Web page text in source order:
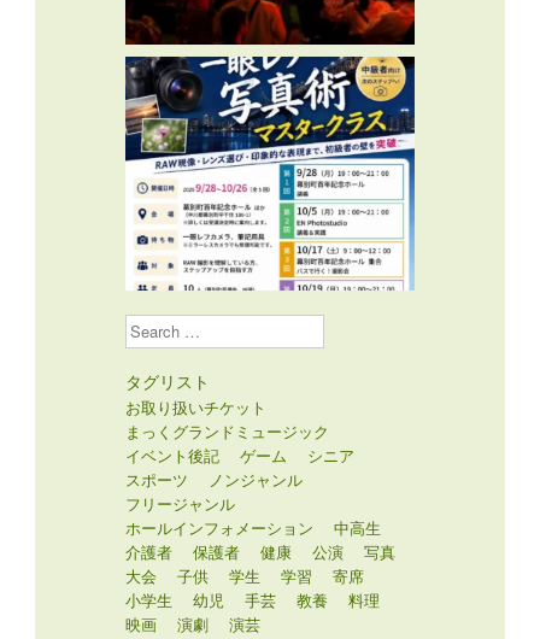
Search
タグリスト
お取り扱いチケット
まっくグランドミュージック
イベント後記
ゲーム
シニア
スポーツ
ノンジャンル
フリージャンル
ホールインフォメーション
中高生
介護者
保護者 健康 公演
写真
大会
子供 学生 学習
寄席
小学生
幼児 手芸 教養
料理
映画
演劇
演芸